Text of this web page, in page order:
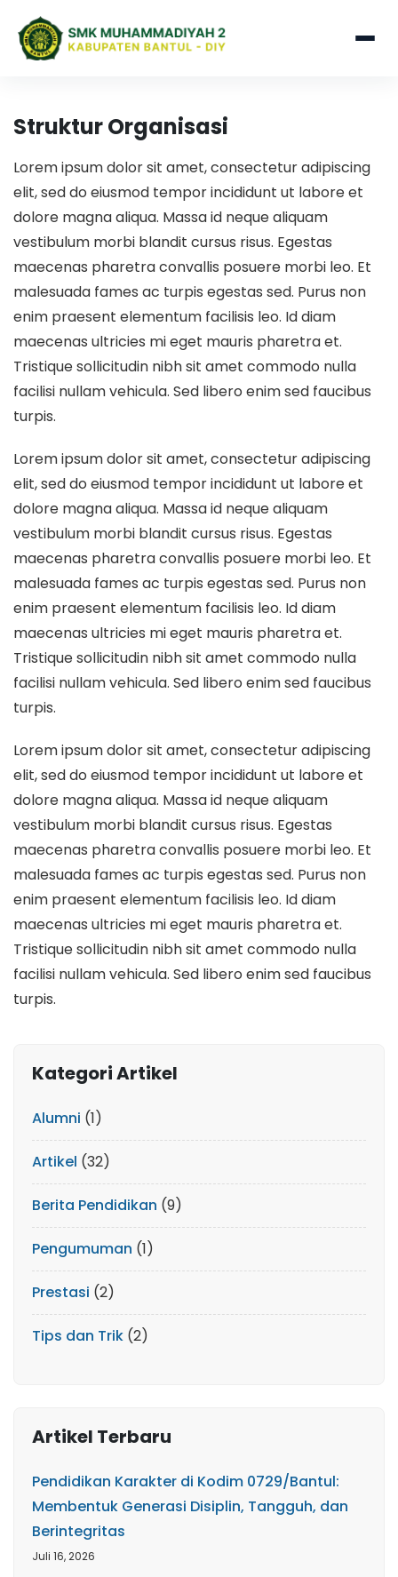
Struktur Organisasi
Lorem ipsum dolor sit amet, consectetur adipiscing
elit, sed do eiusmod tempor incididunt ut labore et
dolore magna aliqua. Massa id neque aliquam
vestibulum morbi blandit cursus risus. Egestas
maecenas pharetra convallis posuere morbi leo. Et
malesuada fames ac turpis egestas sed. Purus non
enim praesent elementum facilisis leo. Id diam
maecenas ultricies mi eget mauris pharetra et.
Tristique sollicitudin nibh sit amet commodo nulla
facilisi nullam vehicula. Sed libero enim sed faucibus
turpis.
Lorem ipsum dolor sit amet, consectetur adipiscing
elit, sed do eiusmod tempor incididunt ut labore et
dolore magna aliqua. Massa id neque aliquam
vestibulum morbi blandit cursus risus. Egestas
maecenas pharetra convallis posuere morbi leo. Et
malesuada fames ac turpis egestas sed. Purus non
enim praesent elementum facilisis leo. Id diam
maecenas ultricies mi eget mauris pharetra et.
Tristique sollicitudin nibh sit amet commodo nulla
facilisi nullam vehicula. Sed libero enim sed faucibus
turpis.
Lorem ipsum dolor sit amet, consectetur adipiscing
elit, sed do eiusmod tempor incididunt ut labore et
dolore magna aliqua. Massa id neque aliquam
vestibulum morbi blandit cursus risus. Egestas
maecenas pharetra convallis posuere morbi leo. Et
malesuada fames ac turpis egestas sed. Purus non
enim praesent elementum facilisis leo. Id diam
maecenas ultricies mi eget mauris pharetra et.
Tristique sollicitudin nibh sit amet commodo nulla
facilisi nullam vehicula. Sed libero enim sed faucibus
turpis.
Kategori Artikel
Alumni (1)
Artikel (32)
Berita Pendidikan (9)
Pengumuman (1)
Prestasi (2)
Tips dan Trik (2)
Artikel Terbaru
Pendidikan Karakter di Kodim 0729/Bantul:
Membentuk Generasi Disiplin, Tangguh, dan
Berintegritas
Juli 16, 2026